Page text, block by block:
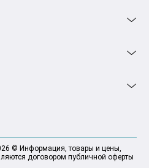
© Информация, товары и цены,
договором публичной оферты